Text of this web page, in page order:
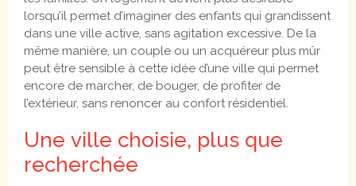
lorsqu’il permet d’imaginer des enfants qui grandissent
dans une ville active, sans agitation excessive. De la
même manière, un couple ou un acquéreur plus mûr
peut être sensible à cette idée d’une ville qui permet
encore de marcher, de bouger, de profiter de
l’extérieur, sans renoncer au confort résidentiel.
Une ville choisie, plus que
recherchée